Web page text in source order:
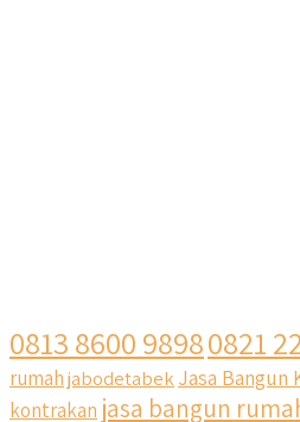
0813 8600 98980821
rumahjabodetabek Jasa Bangun
kontrakan jasa bangun